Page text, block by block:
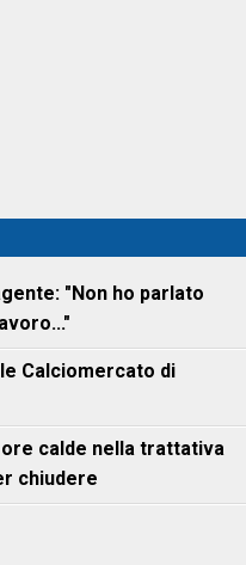
"Non ho parlato
Calciomercato di
ore calde nella trattativa
chiudere